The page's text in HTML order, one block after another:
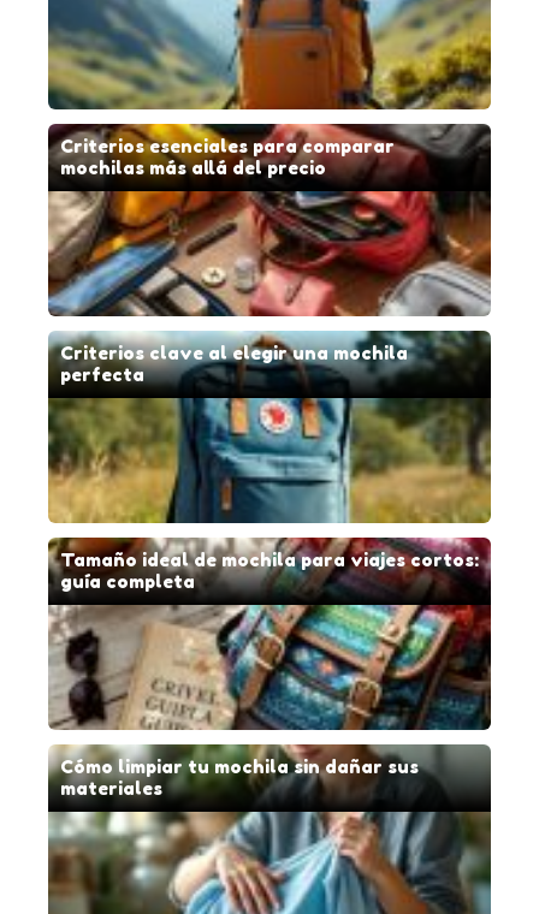
Criterios esenciales para comparar
mochilas más allá del precio
Criterios clave al elegir una mochila
perfecta
Tamaño ideal de mochila para viajes cortos:
guía completa
Cómo limpiar tu mochila sin dañar sus
materiales